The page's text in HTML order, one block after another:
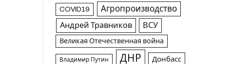
COVID19 Агропроизводство
Андрей Травников ВСУ
Великая Отечественная война
Владимир Путин ДНР Донбасс